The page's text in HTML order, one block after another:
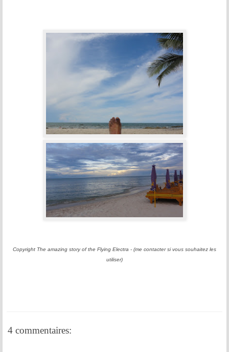
Copyright The amazing story of the Flying Electra - (me contacter si vous souhaitez les
utiliser)
4 commentaires: